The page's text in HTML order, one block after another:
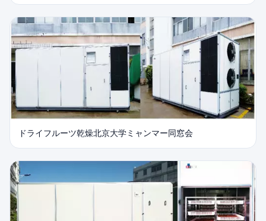
ドライフルーツ乾燥北京大学ミャンマー同窓会